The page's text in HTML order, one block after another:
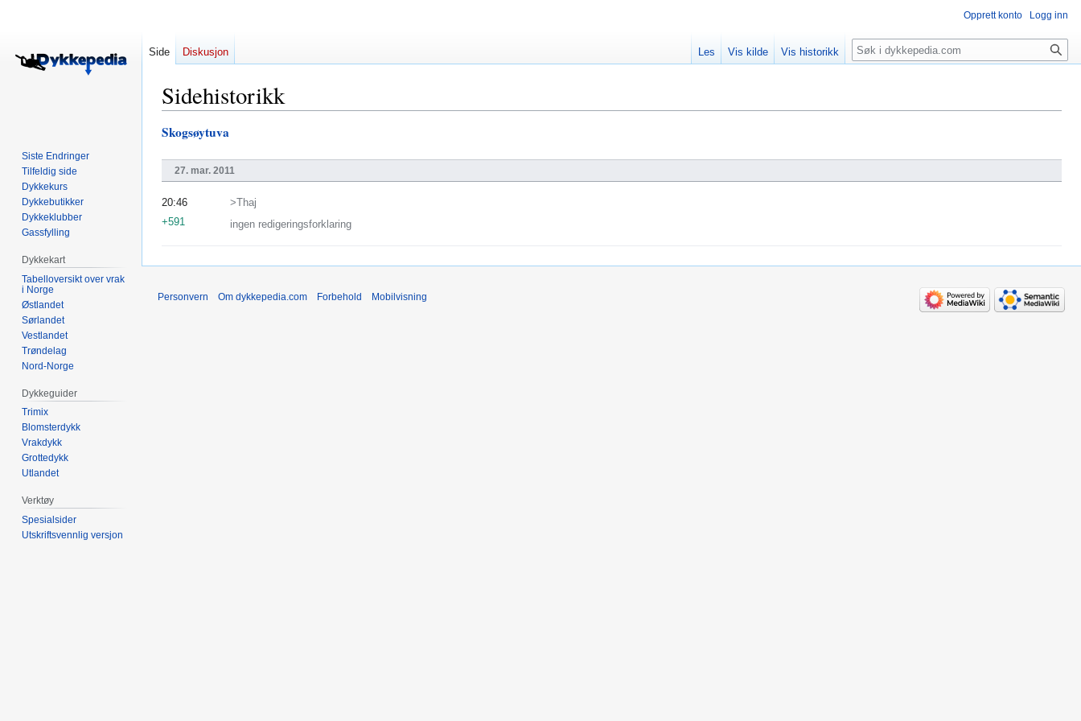
Sidehistorikk
Hopp
navigering
Hopp
søk
Skogsøytuva
27. mar. 2011
>Thaj
ingen redigeringsforklaring
20:46
+591
Opprett konto Logg inn
Side Diskusjon Les Vis kilde Vis historikk Søk
Siste Endringer
Tilfeldig side
Dykkekurs
Dykkebutikker
Dykkeklubber
Gassfylling
Dykkekart
Tabelloversikt over vrak
i Norge
Østlandet
Sørlandet
Vestlandet
Trøndelag
Nord-Norge
Dykkeguider
Trimix
Blomsterdykk
Vrakdykk
Grottedykk
Utlandet
Verktøy
Spesialsider
Utskriftsvennlig versjon
Personvern Om dykkepedia.com Forbehold Mobilvisning